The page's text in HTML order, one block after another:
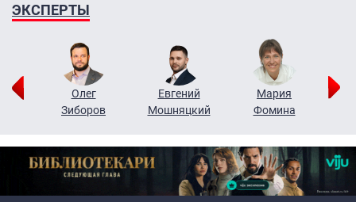
ЭКСПЕРТЫ
Олег
Зиборов
Евгений
Мошняцкий
Мария
Фомина